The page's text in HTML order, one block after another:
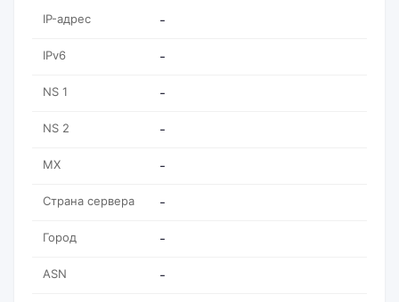
IP-адрес -
IPv6 -
NS 1 -
NS 2 -
MX -
Страна сервера -
Город -
ASN -